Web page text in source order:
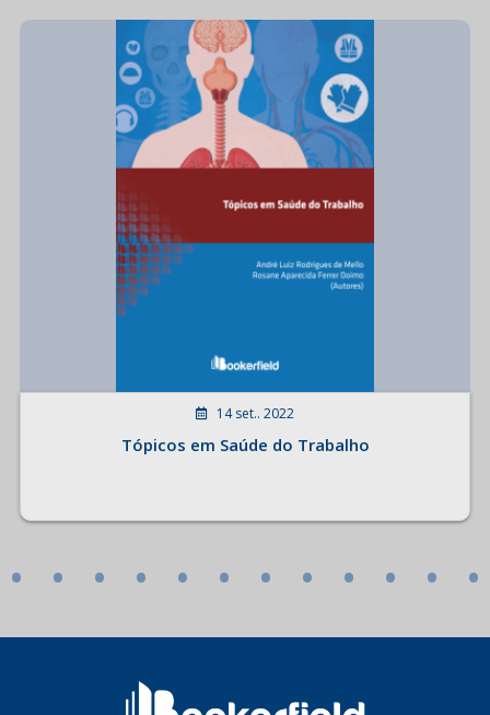
14 set.. 2022
Tópicos em Saúde do Trabalho
• • • • • • • • • • • •